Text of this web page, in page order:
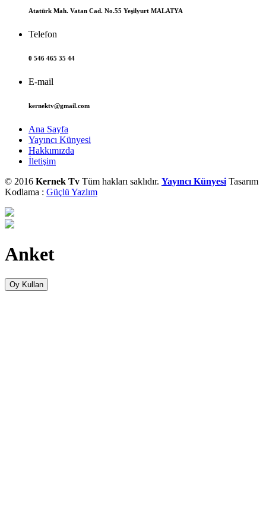
Atatürk Mah. Vatan Cad. No.55 Yeşilyurt MALATYA
Telefon
0 546 465 35 44
E-mail
kernektv@gmail.com
Ana Sayfa
Yayıncı Künyesi
Hakkımızda
İletişim
© 2016 Kernek Tv Tüm hakları saklıdır. Yayıncı Künyesi Tasarım
Kodlama : Güçlü Yazlım
Anket